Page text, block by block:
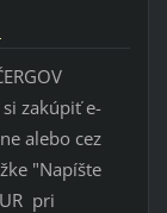
zakúpiť e-
alebo cez
"Napíšte
pri